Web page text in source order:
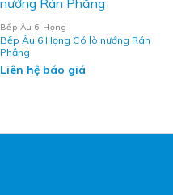
Bếp Âu 6 Họng
Bếp Âu 6 Họng Có lò nướng Rán
Phẳng
Liên hệ báo giá